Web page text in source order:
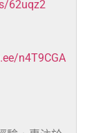
62uqz2
n4T9CGA